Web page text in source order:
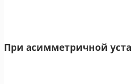
При асимметричной